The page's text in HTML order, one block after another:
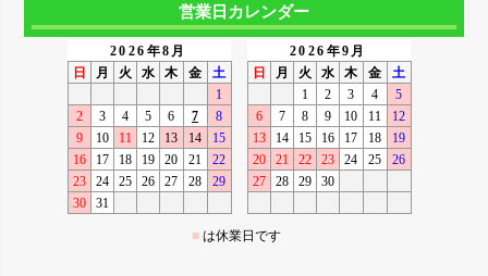
営業日カレンダー